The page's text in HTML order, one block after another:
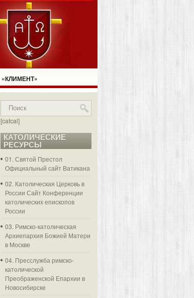
«КЛИМЕНТ»
[catcal]
КАТОЛИЧЕСКИЕ
РЕСУРСЫ
01. Святой Престол
Официальный сайт Ватикана
02. Католическая Церковь в
России Сайт Конференции
католических епископов
России
03. Римско-католическая
Архиепархия Божией Матери
в Москве
04. Пресслужба римско-
католической
Преображенской Епархии в
Новосибирске